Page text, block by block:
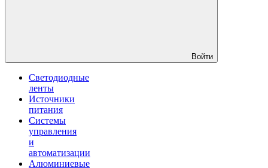
Войти
Светодиодные
ленты
Источники
питания
Системы
управления
и
автоматизации
Алюминиевые